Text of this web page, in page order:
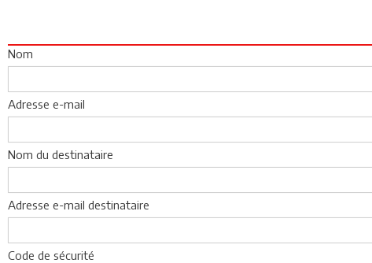
Nom
Adresse e-mail
Nom du destinataire
Adresse e-mail destinataire
Code de sécurité